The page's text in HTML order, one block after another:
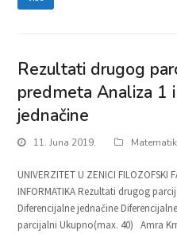
Rezultati drugog
predmeta Analiza 1
jednačine
11. Juna 2019.
UNIVERZITET U ZENICI FILOZOFSKI
INFORMATIKA Rezultati drugog
Diferencijalne jednačine
parcijalni Ukupno(max. 40) Amra